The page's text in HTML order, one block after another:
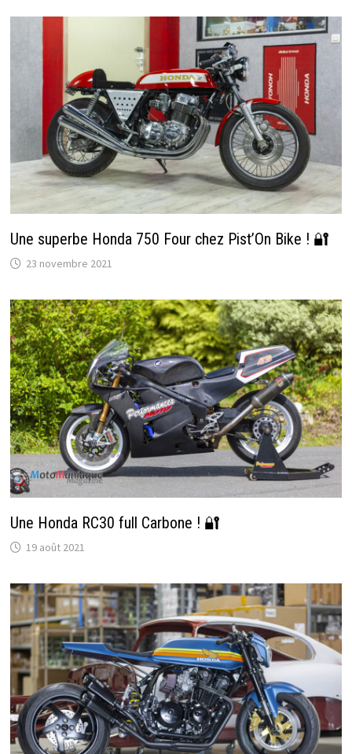
Une superbe Honda 750 Four chez Pist’On Bike ! 🔐
23 novembre 2021
Une Honda RC30 full Carbone ! 🔐
19 août 2021